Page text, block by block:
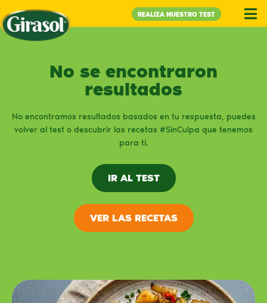
REALIZA NUESTRO TEST
No se encontraron
resultados
No encontramos resultados basados en tu respuesta, puedes
volver al test o descubrir las recetas #SinCulpa que tenemos
para tí.
IR AL TEST
VER LAS RECETAS